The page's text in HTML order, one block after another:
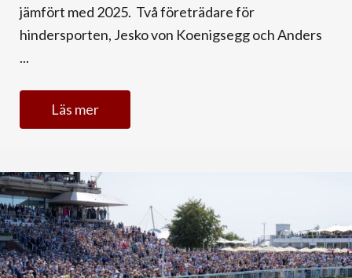
jämfört med 2025. Två företrädare för
hindersporten, Jesko von Koenigsegg och Anders
...
Läs mer